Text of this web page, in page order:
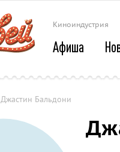
Киноиндустрия
Афиша
Джастин Бальдони